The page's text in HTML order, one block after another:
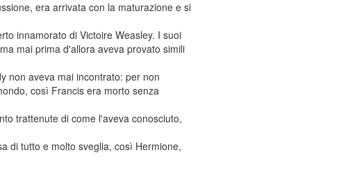
era arrivata con la maturazione e si
innamorato di Victoire Weasley. I suoi
mai prima d'allora aveva provato simili
non aveva mai incontrato: per non
così Francis era morto senza
trattenute di come l'aveva conosciuto,
di tutto e molto sveglia, così Hermione,